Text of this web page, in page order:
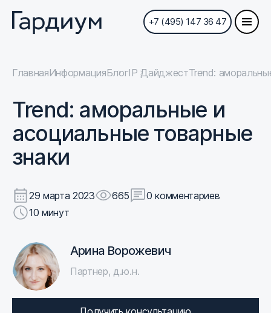
+7 (495) 147 36 47
ГлавнаяИнформацияБлогIP ДайджестTrend:
Trend: аморальные и
асоциальные товарные
знаки
29 марта 2023 665
0 комментариев
10 минут
Арина Ворожевич
Партнер, д.ю.н.